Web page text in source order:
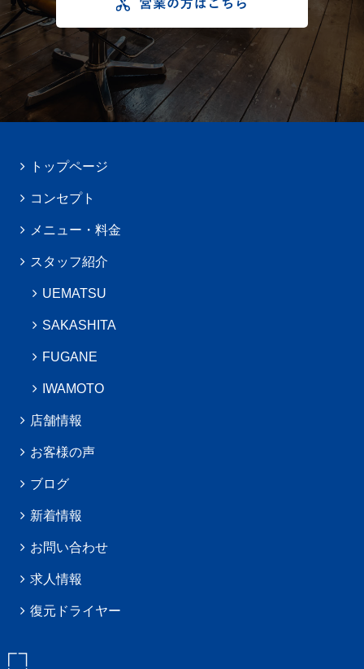
トップページ
コンセプト
メニュー・料金
スタッフ紹介
UEMATSU
SAKASHITA
FUGANE
IWAMOTO
店舗情報
お客様の声
ブログ
新着情報
お問い合わせ
求人情報
復元ドライヤー